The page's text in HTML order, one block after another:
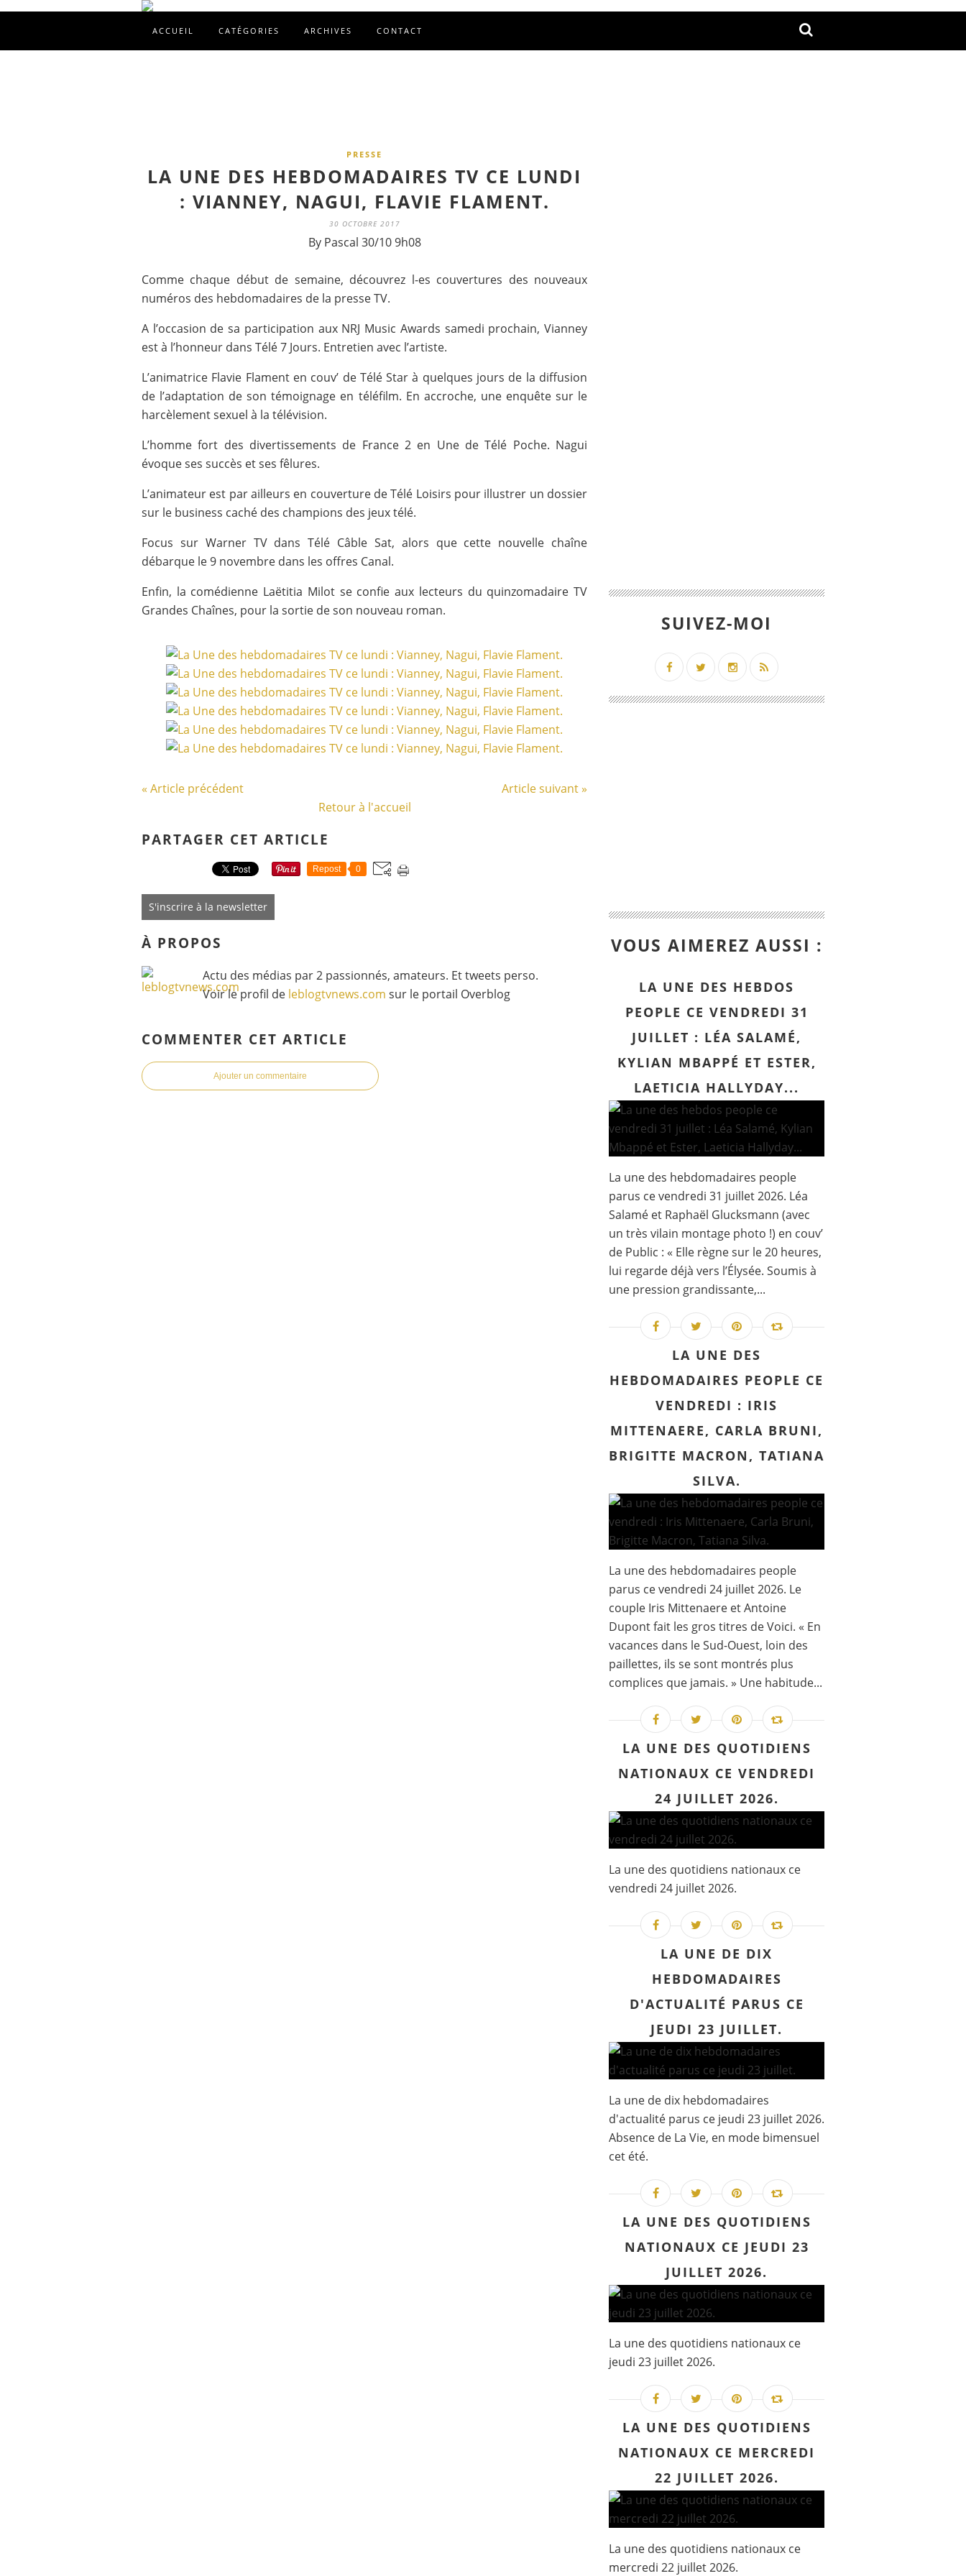
ACCUEIL CATÉGORIES ARCHIVES CONTACT
PRESSE
LA UNE DES HEBDOMADAIRES TV CE LUNDI
: VIANNEY, NAGUI, FLAVIE FLAMENT.
30 OCTOBRE 2017
By Pascal 30/10 9h08
Comme chaque début de semaine, découvrez l-es couvertures des nouveaux
numéros des hebdomadaires de la presse TV.
A l’occasion de sa participation aux NRJ Music Awards samedi prochain, Vianney
est à l’honneur dans Télé 7 Jours. Entretien avec l’artiste.
L’animatrice Flavie Flament en couv’ de Télé Star à quelques jours de la diffusion
de l’adaptation de son témoignage en téléfilm. En accroche, une enquête sur le
harcèlement sexuel à la télévision.
L’homme fort des divertissements de France 2 en Une de Télé Poche. Nagui
évoque ses succès et ses fêlures.
L’animateur est par ailleurs en couverture de Télé Loisirs pour illustrer un dossier
sur le business caché des champions des jeux télé.
Focus sur Warner TV dans Télé Câble Sat, alors que cette nouvelle chaîne
débarque le 9 novembre dans les offres Canal.
Enfin, la comédienne Laëtitia Milot se confie aux lecteurs du quinzomadaire TV
Grandes Chaînes, pour la sortie de son nouveau roman.
« Article précédent
Article suivant »
Retour à l'accueil
PARTAGER CET ARTICLE
Repost 0
S'inscrire à la newsletter
À PROPOS
Actu des médias par 2 passionnés, amateurs. Et tweets perso.
Voir le profil de leblogtvnews.com sur le portail Overblog
COMMENTER CET ARTICLE
Ajouter un commentaire
SUIVEZ-MOI
VOUS AIMEREZ AUSSI :
LA UNE DES HEBDOS
PEOPLE CE VENDREDI 31
JUILLET : LÉA SALAMÉ,
KYLIAN MBAPPÉ ET ESTER,
LAETICIA HALLYDAY...
La une des hebdomadaires people
parus ce vendredi 31 juillet 2026. Léa
Salamé et Raphaël Glucksmann (avec
un très vilain montage photo !) en couv’
de Public : « Elle règne sur le 20 heures,
lui regarde déjà vers l’Élysée. Soumis à
une pression grandissante,...
LA UNE DES
HEBDOMADAIRES PEOPLE CE
VENDREDI : IRIS
MITTENAERE, CARLA BRUNI,
BRIGITTE MACRON, TATIANA
SILVA.
La une des hebdomadaires people
parus ce vendredi 24 juillet 2026. Le
couple Iris Mittenaere et Antoine
Dupont fait les gros titres de Voici. « En
vacances dans le Sud-Ouest, loin des
paillettes, ils se sont montrés plus
complices que jamais. » Une habitude...
LA UNE DES QUOTIDIENS
NATIONAUX CE VENDREDI
24 JUILLET 2026.
La une des quotidiens nationaux ce
vendredi 24 juillet 2026.
LA UNE DE DIX
HEBDOMADAIRES
D'ACTUALITÉ PARUS CE
JEUDI 23 JUILLET.
La une de dix hebdomadaires
d'actualité parus ce jeudi 23 juillet 2026.
Absence de La Vie, en mode bimensuel
cet été.
LA UNE DES QUOTIDIENS
NATIONAUX CE JEUDI 23
JUILLET 2026.
La une des quotidiens nationaux ce
jeudi 23 juillet 2026.
LA UNE DES QUOTIDIENS
NATIONAUX CE MERCREDI
22 JUILLET 2026.
La une des quotidiens nationaux ce
mercredi 22 juillet 2026.